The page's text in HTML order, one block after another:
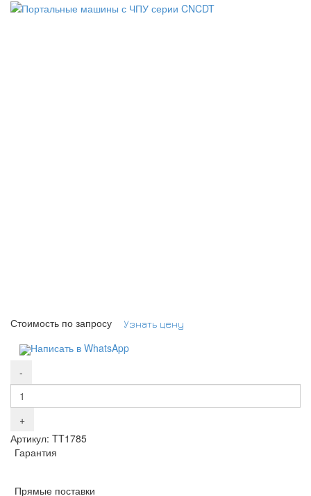
Стоимость по запросу Узнать цену
Написать в WhatsApp
Артикул: TT1785
Гарантия
Прямые поставки